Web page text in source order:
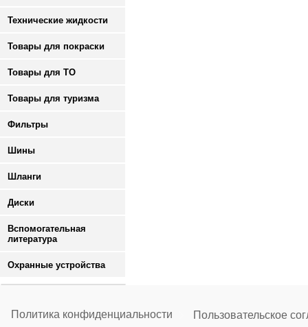
Технические жидкости
Товары для покраски
Товары для ТО
Товары для туризма
Фильтры
Шины
Шланги
Диски
Вспомогательная
литература
Охранные устройства
Политика конфиденциальности Пользовательское